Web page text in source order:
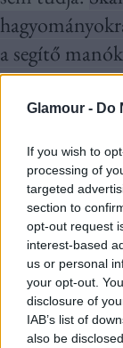
Glamour - Do
If you wish to
processing of
targeted
section to
opt-out request
interest-based
us or personal
your opt-out.
disclosure of
IAB’s list of
also be
a segítő
vigyáznak,